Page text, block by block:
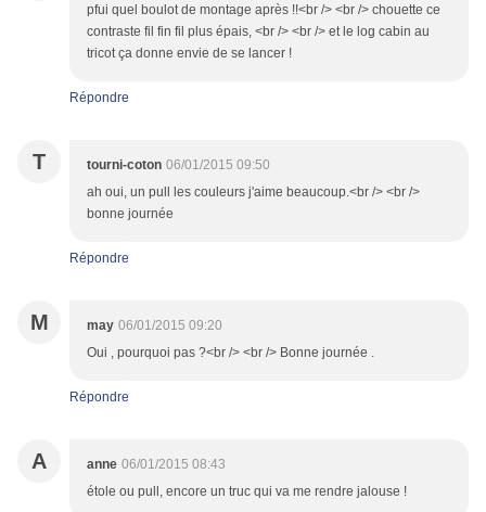
pfui quel boulot de montage après !!<br /> <br /> chouette ce
contraste fil fin fil plus épais, <br /> <br /> et le log cabin au
tricot ça donne envie de se lancer !
Répondre
T tourni-coton 06/01/2015 09:50
ah oui, un pull les couleurs j'aime beaucoup.<br /> <br />
bonne journée
Répondre
M may 06/01/2015 09:20
Oui , pourquoi pas ?<br /> <br /> Bonne journée .
Répondre
A anne 06/01/2015 08:43
étole ou pull, encore un truc qui va me rendre jalouse !